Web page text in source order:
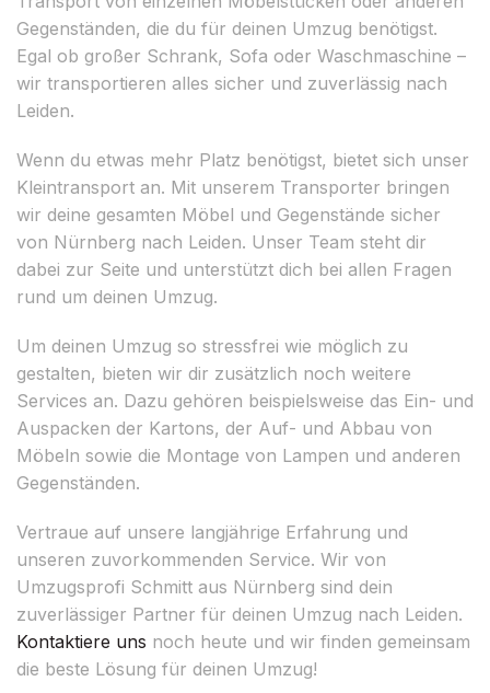
Gegenständen, die du für deinen Umzug benötigst.
Egal ob großer Schrank, Sofa oder Waschmaschine –
wir transportieren alles sicher und zuverlässig nach
Leiden.
Wenn du etwas mehr Platz benötigst, bietet sich unser
Kleintransport an. Mit unserem Transporter bringen
wir deine gesamten Möbel und Gegenstände sicher
von Nürnberg nach Leiden. Unser Team steht dir
dabei zur Seite und unterstützt dich bei allen Fragen
rund um deinen Umzug.
Um deinen Umzug so stressfrei wie möglich zu
gestalten, bieten wir dir zusätzlich noch weitere
Services an. Dazu gehören beispielsweise das Ein- und
Auspacken der Kartons, der Auf- und Abbau von
Möbeln sowie die Montage von Lampen und anderen
Gegenständen.
Vertraue auf unsere langjährige Erfahrung und
unseren zuvorkommenden Service. Wir von
Umzugsprofi Schmitt aus Nürnberg sind dein
zuverlässiger Partner für deinen Umzug nach Leiden.
Kontaktiere uns noch heute und wir finden gemeinsam
die beste Lösung für deinen Umzug!